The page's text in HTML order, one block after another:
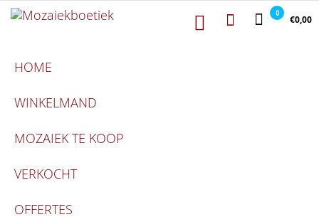
Ga naar de inhoud Mozaiekboetiek0
€0,00
HOME
WINKELMAND
MOZAIEK TE KOOP
VERKOCHT
OFFERTES